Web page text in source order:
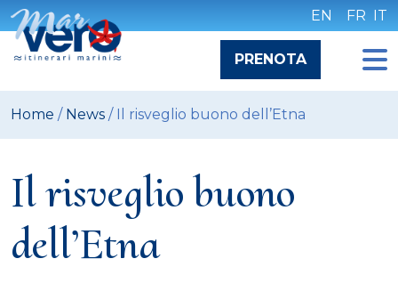
Skip
to
content
EN FR IT
PRENOTA
Home / News / Il risveglio buono dell’Etna
Il risveglio buono
dell’Etna